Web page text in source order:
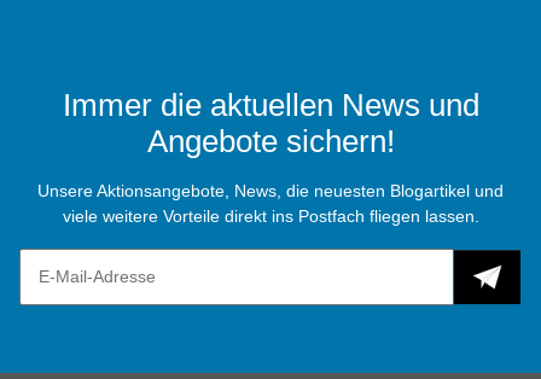
Immer die aktuellen News und
Angebote sichern!
Unsere Aktionsangebote, News, die neuesten Blogartikel und
viele weitere Vorteile direkt ins Postfach fliegen lassen.